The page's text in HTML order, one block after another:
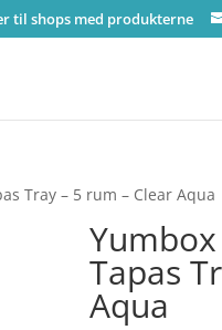
til shops med produkterne
Tray – 5 rum – Clear Aqua
Tapas
Aqua